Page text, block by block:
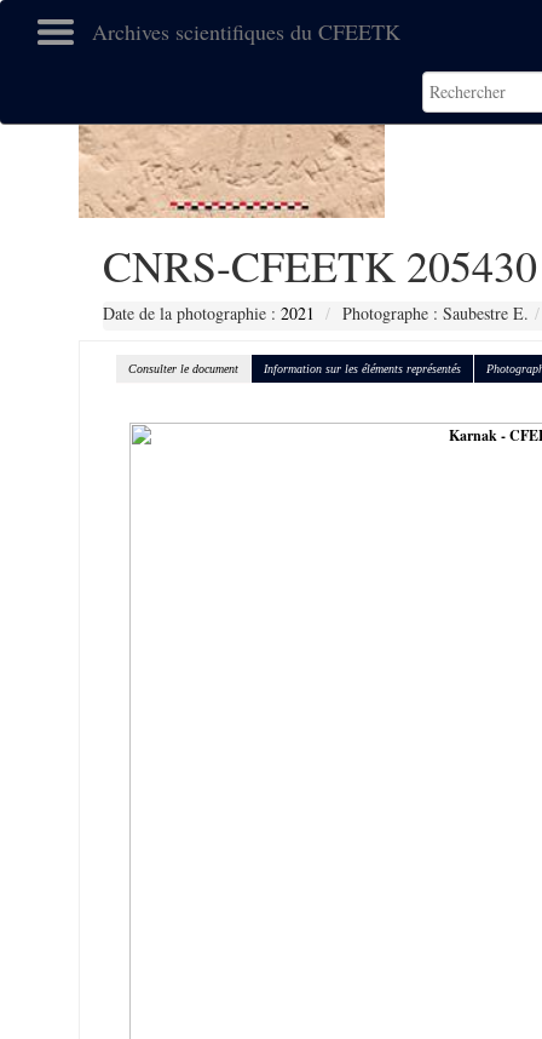
Archives scientifiques du CFEETK
CNRS-CFEETK 205430
Date de la photographie : 2021 Photographe : Saubestre E.
Consulter le document Information sur les éléments représentés